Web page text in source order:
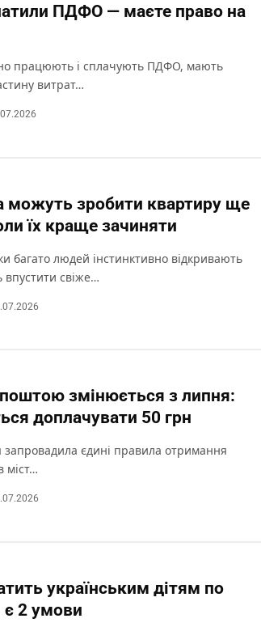
ПДФО — маєте право на
працюють і сплачують ПДФО, мають
витрат…
можуть зробити квартиру ще
їх краще зачиняти
багато людей інстинктивно відкривають
впустити свіже…
змінюється з липня:
доплачувати 50 грн
єдині правила отримання
міст…
українським дітям по
є 2 умови